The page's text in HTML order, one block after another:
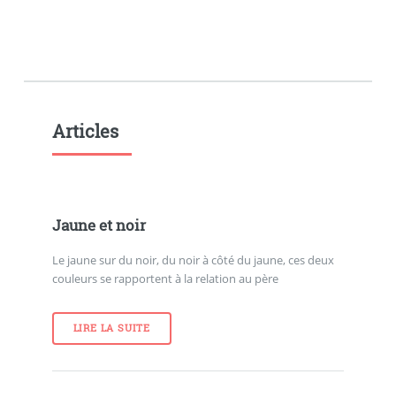
Articles
Jaune et noir
Le jaune sur du noir, du noir à côté du jaune, ces deux
couleurs se rapportent à la relation au père
LIRE LA SUITE